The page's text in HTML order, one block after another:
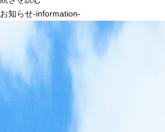
お知らせ-information-